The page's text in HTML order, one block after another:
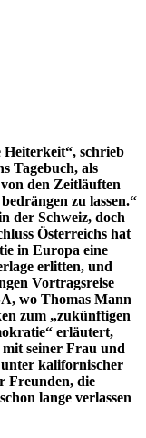
Heiterkeit“, schrieb
Tagebuch, als
den Zeitläuften
zu lassen.“
der Schweiz, doch
Österreichs hat
in Europa eine
erlitten, und
Vortragsreise
wo Thomas Mann
zum „zukünftigen
erläutert,
seiner Frau und
kalifornischer
Freunden, die
lange verlassen